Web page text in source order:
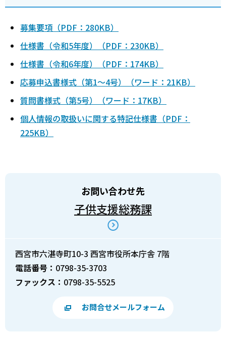
募集要項（PDF：280KB）
仕様書（令和5年度）（PDF：230KB）
仕様書（令和6年度）（PDF：174KB）
応募申込書様式（第1～4号）（ワード：21KB）
質問書様式（第5号）（ワード：17KB）
個人情報の取扱いに関する特記仕様書（PDF：
225KB）
お問い合わせ先
子供支援総務課
西宮市六湛寺町10-3 西宮市役所本庁舎 7階
電話番号： 0798-35-3703
ファックス： 0798-35-5525
お問合せメールフォーム